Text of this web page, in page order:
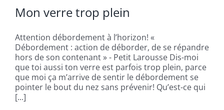
Mon verre trop plein
Attention débordement à l’horizon! «
Débordement : action de déborder, de se répandre
hors de son contenant » - Petit Larousse Dis-moi
que toi aussi ton verre est parfois trop plein, parce
que moi ça m’arrive de sentir le débordement se
pointer le bout du nez sans prévenir! Qu’est-ce qui
[...]